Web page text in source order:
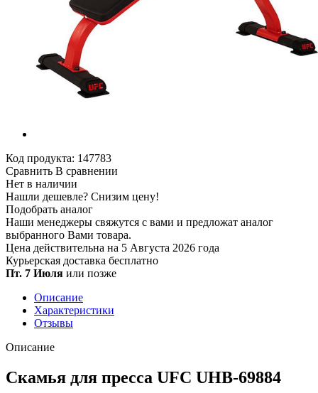
Код продукта: 147783
Сравнить В сравнении
Нет в наличии
Нашли дешевле? Снизим цену!
Подобрать аналог
Наши менеджеры свяжутся с вами и предложат аналог
выбранного Вами товара.
Цена действительна на 5 Августа 2026 года
Курьерская доставка бесплатно
Пт. 7 Июля или позже
Описание
Характеристики
Отзывы
Описание
Скамья для пресса UFC UHB-69884